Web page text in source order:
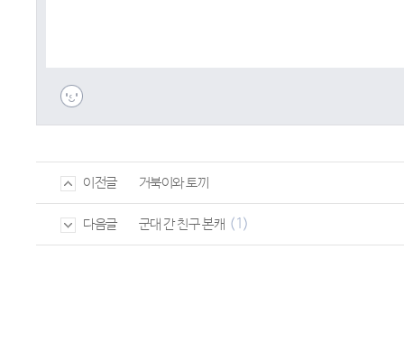
이전글 거북이와 토끼
다음글 군대 간 친구 본캐 (1)